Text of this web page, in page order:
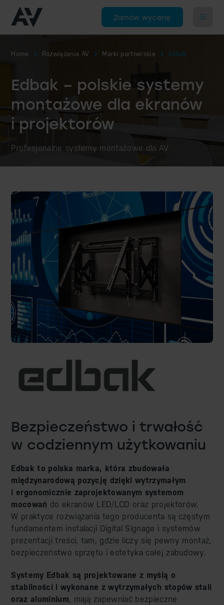
Zamów wycenę
Home Rozwiązania AV Marki partnerskie Edbak
Edbak – polskie systemy
montażowe dla ekranów
i projektorów
Profesjonalne systemy montażowe dla AV
Bezpieczeństwo i trwałość
w codziennym użytkowaniu
Edbak to polska marka, która zbudowała
międzynarodową pozycję dzięki wytrzymałym
i ergonomicznie zaprojektowanym systemom
mocowań do ekranów LED/LCD oraz projektorów.
W praktyce rozwiązania tego producenta są częstym
fundamentem instalacji Digital Signage i systemów
prezentacji treści, tam, gdzie liczy się pewny montaż,
bezpieczeństwo sprzętu i estetyka całej zabudowy.
Systemy Edbak są projektowane z myślą o
stabilności i wykonane z wytrzymałych stopów stali
oraz aluminium, mają zapewniać bezpieczne